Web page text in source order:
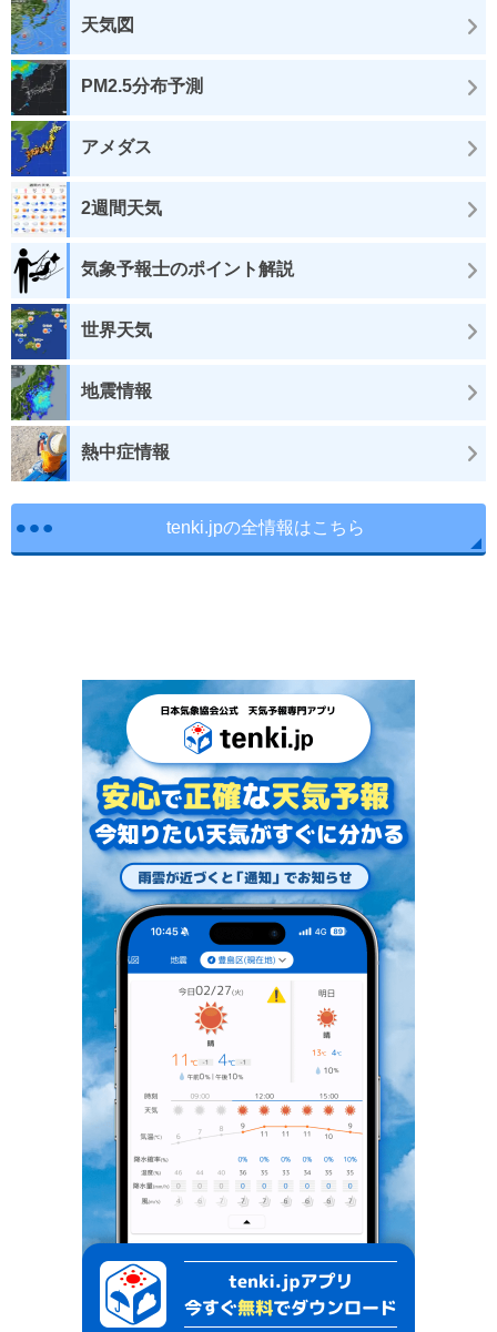
天気図
PM2.5分布予測
アメダス
2週間天気
気象予報士のポイント解説
世界天気
地震情報
熱中症情報
tenki.jpの全情報はこちら